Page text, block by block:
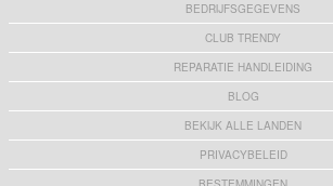
BEDRIJFSGEGEVENS
CLUB TRENDY
REPARATIE HANDLEIDING
BLOG
BEKIJK ALLE LANDEN
PRIVACYBELEID